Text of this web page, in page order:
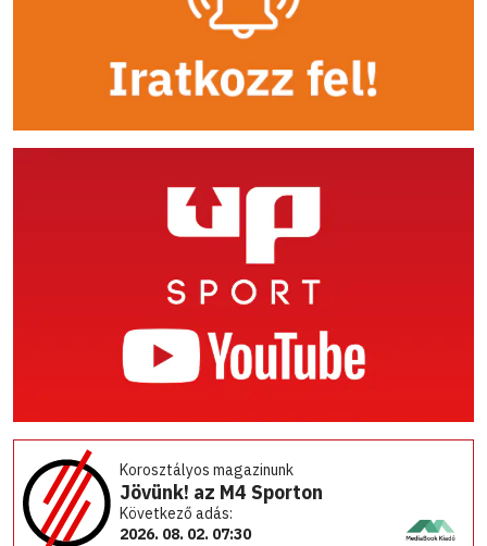
Korosztályos magazinunk
Jövünk! az M4 Sporton
Következő adás:
2026. 08. 02. 07:30